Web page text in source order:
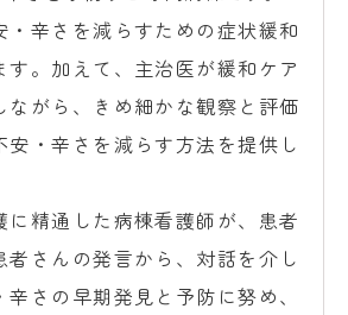
・辛さを減らすための症状緩和
す。加えて、主治医が緩和ケア
ながら、きめ細かな観察と評価
安・辛さを減らす方法を提供し
に精通した病棟看護師が、患者
者さんの発言から、対話を介し
さの早期発見と予防に努め、